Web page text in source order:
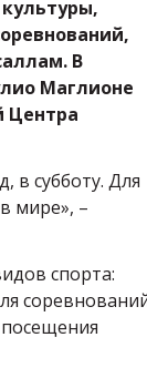
В
Маглионе
Центра
в субботу. Для
мире», –
спорта: